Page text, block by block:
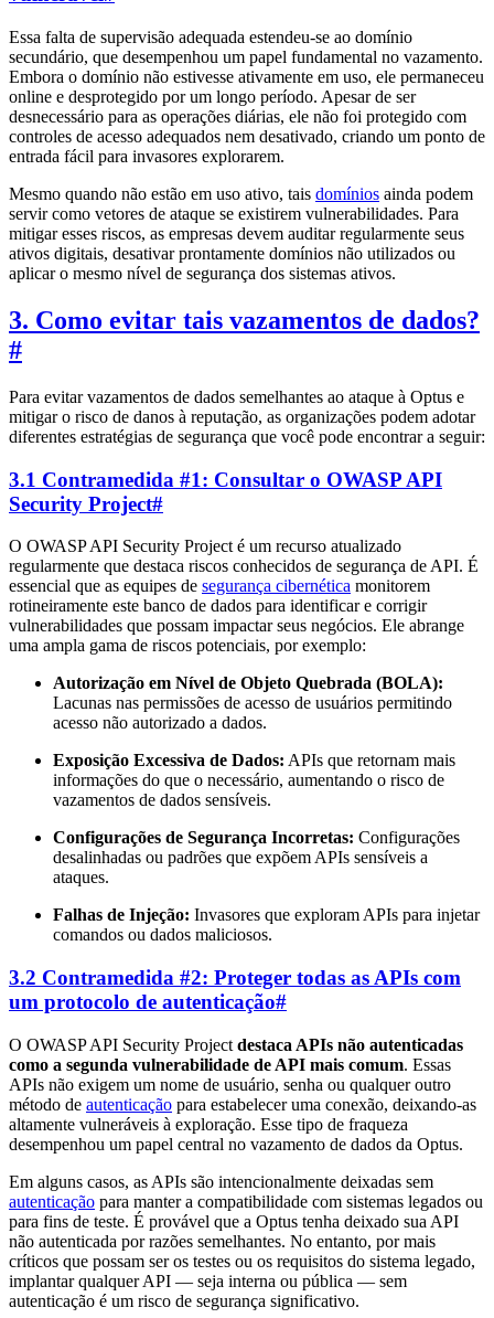
Essa falta de supervisão adequada estendeu-se ao domínio
secundário, que desempenhou um papel fundamental no vazamento.
Embora o domínio não estivesse ativamente em uso, ele permaneceu
online e desprotegido por um longo período. Apesar de ser
desnecessário para as operações diárias, ele não foi protegido com
controles de acesso adequados nem desativado, criando um ponto de
entrada fácil para invasores explorarem.
Mesmo quando não estão em uso ativo, tais domínios ainda podem
servir como vetores de ataque se existirem vulnerabilidades. Para
mitigar esses riscos, as empresas devem auditar regularmente seus
ativos digitais, desativar prontamente domínios não utilizados ou
aplicar o mesmo nível de segurança dos sistemas ativos.
3. Como evitar tais vazamentos de dados?
#
Para evitar vazamentos de dados semelhantes ao ataque à Optus e
mitigar o risco de danos à reputação, as organizações podem adotar
diferentes estratégias de segurança que você pode encontrar a seguir:
3.1 Contramedida #1: Consultar o OWASP API
Security Project#
O OWASP API Security Project é um recurso atualizado
regularmente que destaca riscos conhecidos de segurança de API. É
essencial que as equipes de segurança cibernética monitorem
rotineiramente este banco de dados para identificar e corrigir
vulnerabilidades que possam impactar seus negócios. Ele abrange
uma ampla gama de riscos potenciais, por exemplo:
Autorização em Nível de Objeto Quebrada (BOLA):
Lacunas nas permissões de acesso de usuários permitindo
acesso não autorizado a dados.
Exposição Excessiva de Dados: APIs que retornam mais
informações do que o necessário, aumentando o risco de
vazamentos de dados sensíveis.
Configurações de Segurança Incorretas: Configurações
desalinhadas ou padrões que expõem APIs sensíveis a
ataques.
Falhas de Injeção: Invasores que exploram APIs para injetar
comandos ou dados maliciosos.
3.2 Contramedida #2: Proteger todas as APIs com
um protocolo de autenticação#
O OWASP API Security Project destaca APIs não autenticadas
como a segunda vulnerabilidade de API mais comum. Essas
APIs não exigem um nome de usuário, senha ou qualquer outro
método de autenticação para estabelecer uma conexão, deixando-as
altamente vulneráveis à exploração. Esse tipo de fraqueza
desempenhou um papel central no vazamento de dados da Optus.
Em alguns casos, as APIs são intencionalmente deixadas sem
autenticação para manter a compatibilidade com sistemas legados ou
para fins de teste. É provável que a Optus tenha deixado sua API
não autenticada por razões semelhantes. No entanto, por mais
críticos que possam ser os testes ou os requisitos do sistema legado,
implantar qualquer API — seja interna ou pública — sem
autenticação é um risco de segurança significativo.